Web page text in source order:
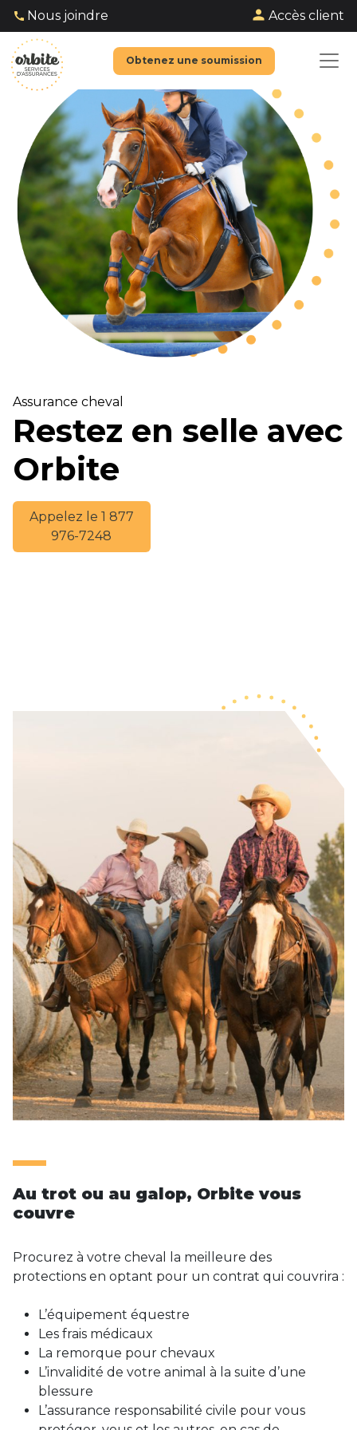
Nous joindre Accès client
Obtenez une soumission
Assurance cheval
Restez en selle avec
Orbite
Appelez le 1 877
976-7248
Au trot ou au galop, Orbite vous
couvre
Procurez à votre cheval la meilleure des
protections en optant pour un contrat qui couvrira :
L’équipement équestre
Les frais médicaux
La remorque pour chevaux
L’invalidité de votre animal à la suite d’une
blessure
L’assurance responsabilité civile pour vous